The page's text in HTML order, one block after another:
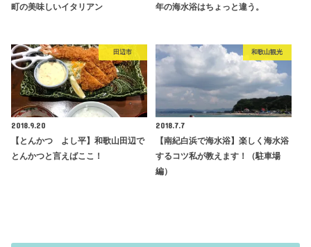
町の美味しいイタリアン 年の海水浴はちょっと違う。
田辺市
2018.9.20
【とんかつ よし平】和歌山田辺で
とんかつと言えばここ！
和歌山観光
2018.7.7
【南紀白浜で海水浴】楽しく海水浴
するコツ私が教えます！（駐車場
編）